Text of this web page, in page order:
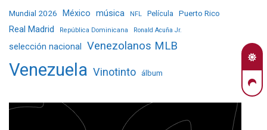
Mundial 2026 México música NFL Película Puerto Rico
Real Madrid República Dominicana Ronald Acuña Jr.
selección nacional Venezolanos MLB
Venezuela Vinotinto álbum